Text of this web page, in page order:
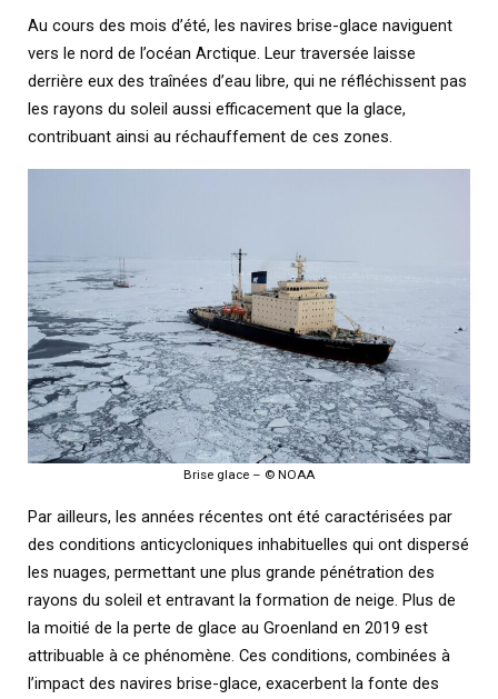
Au cours des mois d’été, les navires brise-glace naviguent
vers le nord de l’océan Arctique. Leur traversée laisse
derrière eux des traînées d’eau libre, qui ne réfléchissent pas
les rayons du soleil aussi efficacement que la glace,
contribuant ainsi au réchauffement de ces zones.
Brise glace – © NOAA
Par ailleurs, les années récentes ont été caractérisées par
des conditions anticycloniques inhabituelles qui ont dispersé
les nuages, permettant une plus grande pénétration des
rayons du soleil et entravant la formation de neige. Plus de
la moitié de la perte de glace au Groenland en 2019 est
attribuable à ce phénomène. Ces conditions, combinées à
l’impact des navires brise-glace, exacerbent la fonte des